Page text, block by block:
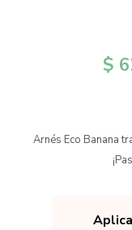
$
Arnés Eco Banana